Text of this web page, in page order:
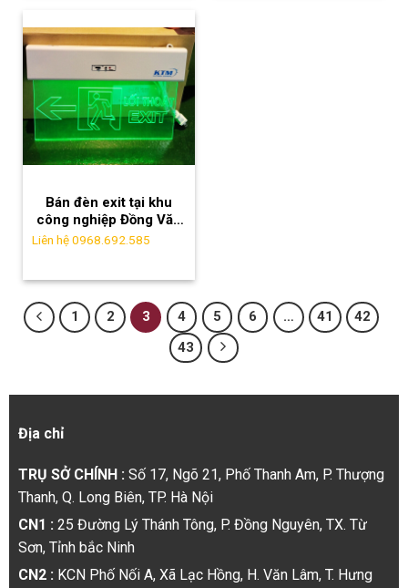
Bán đèn exit tại khu
công nghiệp Đồng Văn
Hà Nam uy tín chất
Liên hệ 0968.692.585
1 2 3 4 5 6 … 41
42
43
Địa chỉ
TRỤ SỞ CHÍNH : Số 17, Ngõ 21, Phố Thanh Am, P. Thượng
Thanh, Q. Long Biên, TP. Hà Nội
CN1 : 25 Đường Lý Thánh Tông, P. Đồng Nguyên, TX. Từ
Sơn, Tỉnh bắc Ninh
CN2 : KCN Phố Nối A, Xã Lạc Hồng, H. Văn Lâm, T. Hưng